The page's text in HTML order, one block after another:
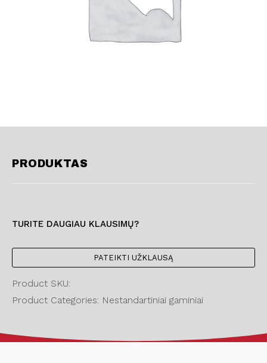
PRODUKTAS
TURITE DAUGIAU KLAUSIMŲ?
PATEIKTI UŽKLAUSĄ
Product SKU:
Product Categories: Nestandartiniai gaminiai